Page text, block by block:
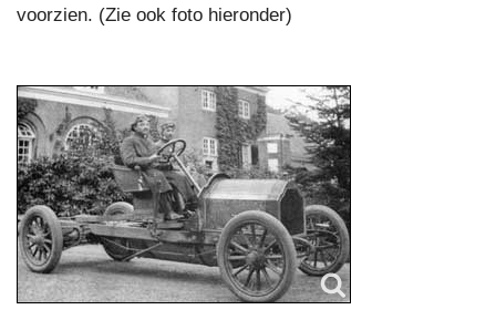
voorzien. (Zie ook foto hieronder)